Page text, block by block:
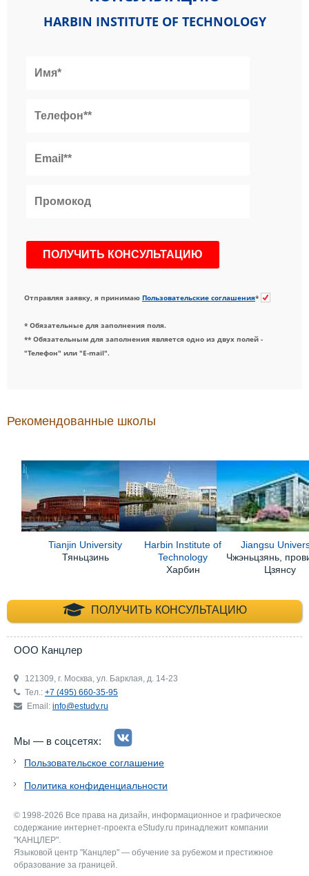
HARBIN INSTITUTE OF TECHNOLOGY
Отправляя заявку, я принимаю Пользовательские соглашения*
* Обязательные для заполнения поля.
** Обязательным для заполнения является одно из двух полей -
"Телефон" или "E-mail".
Рекомендованные школы
Tianjin University
Тяньцзинь
Harbin Institute of
Technology
Харбин
Jiangsu
Чжэньцзянь,
Цзянсу
ПОЛУЧИТЬ КОНСУЛЬТАЦИЮ
+7 (495) 660-35-
ООО Канцлер
121309, г. Москва, ул. Барклая, д. 14-23
Тел.: +7 (495) 660-35-95
Email: info@estudy.ru
Мы — в соцсетях:
Пользовательское соглашение
Политика конфиденциальности
© 1998-2026 Все права на дизайн, информационное и графическое
содержание интернет-проекта eStudy.ru принадлежит компании
"КАНЦЛЕР".
Языковой центр "Канцлер" — обучение за рубежом и престижное
образование за границей.